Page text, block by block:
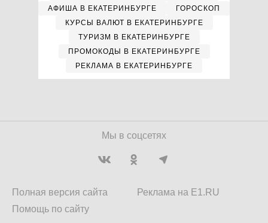
АФИША В ЕКАТЕРИНБУРГЕ
ГОРОСКОП
КУРСЫ ВАЛЮТ В ЕКАТЕРИНБУРГЕ
ТУРИЗМ В ЕКАТЕРИНБУРГЕ
ПРОМОКОДЫ В ЕКАТЕРИНБУРГЕ
РЕКЛАМА В ЕКАТЕРИНБУРГЕ
Мы в соцсетях
Полная версия сайта
Помощь по сайту
Реклама на E1.RU